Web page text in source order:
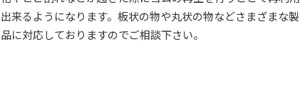
出来るようになります。板状の物や丸状の物などさまざまな製
品に対応しておりますのでご相談下さい。